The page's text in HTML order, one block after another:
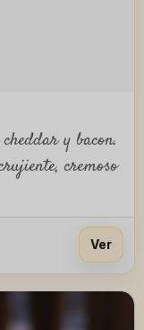
y bacon.
cremoso
Ver